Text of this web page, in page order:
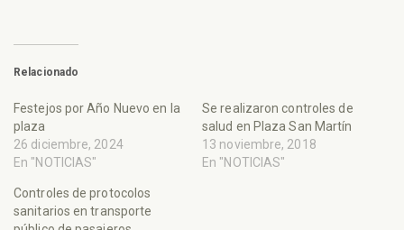
Relacionado
Festejos por Año Nuevo en la
plaza
26 diciembre, 2024
En "NOTICIAS"
Se realizaron controles de
salud en Plaza San Martín
13 noviembre, 2018
En "NOTICIAS"
Controles de protocolos
sanitarios en transporte